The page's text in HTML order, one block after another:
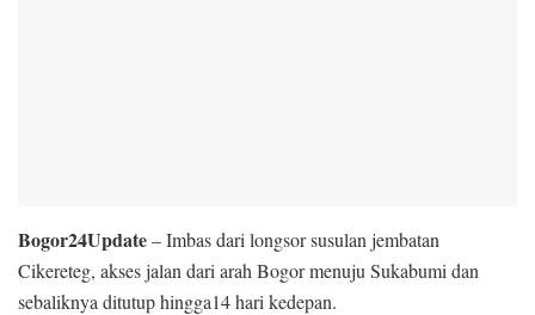
Bogor24Update– Imbas dari longsor susulan jembatan
Cikereteg, akses jalan dari arah Bogor menuju Sukabumi dan
sebaliknya ditutup hingga14 hari kedepan.